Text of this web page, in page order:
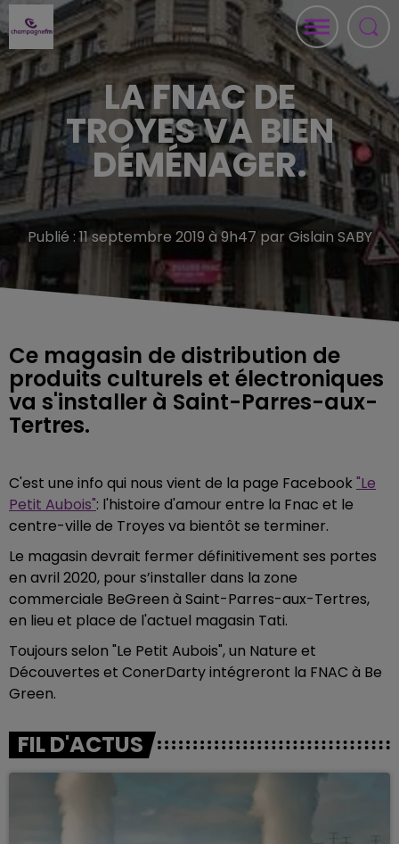
LA FNAC DE
TROYES VA BIEN
DÉMÉNAGER.
Publié : 11 septembre 2019 à 9h47 par Gislain SABY
Ce magasin de distribution de
produits culturels et électroniques
va s'installer à Saint-Parres-aux-
Tertres.
C'est une info qui nous vient de la page Facebook "Le
Petit Aubois": l'histoire d'amour entre la Fnac et le
centre-ville de Troyes va bientôt se terminer.
Le magasin devrait fermer définitivement ses portes
en avril 2020, pour s’installer dans la zone
commerciale BeGreen à Saint-Parres-aux-Tertres,
en lieu et place de l'actuel magasin Tati.
Toujours selon "Le Petit Aubois", un Nature et
Découvertes et ConerDarty intégreront la FNAC à Be
Green.
FIL D'ACTUS